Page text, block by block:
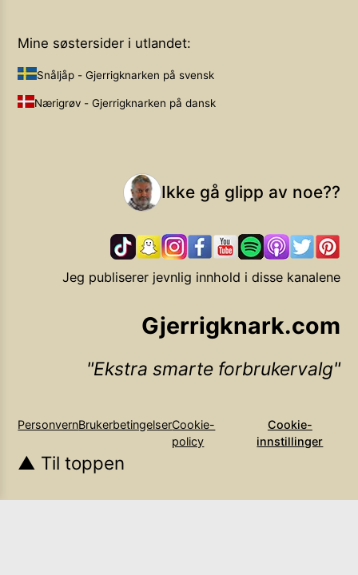
Mine søstersider i utlandet:
Snåljåp - Gjerrigknarken på svensk
Nærigrøv - Gjerrigknarken på dansk
Ikke gå glipp av noe??
Jeg publiserer jevnlig innhold i disse kanalene
Gjerrigknark.com
Ekstra smarte forbrukervalg
PersonvernBrukerbetingelserCookie-
policy
Cookie-
innstillinger
▲ Til toppen